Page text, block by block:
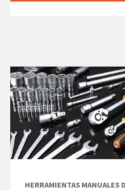
HERRAMIENTAS MANUALES